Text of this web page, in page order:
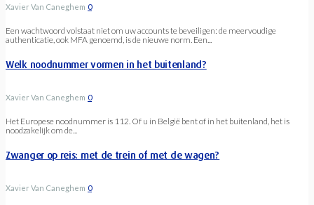
Xavier Van Caneghem 0
Een wachtwoord volstaat niet om uw accounts te beveiligen: de meervoudige
authenticatie, ook MFA genoemd, is de nieuwe norm. Een...
Welk noodnummer vormen in het buitenland?
Xavier Van Caneghem 0
Het Europese noodnummer is 112. Of u in België bent of in het buitenland, het is
noodzakelijk om de...
Zwanger op reis: met de trein of met de wagen?
Xavier Van Caneghem 0